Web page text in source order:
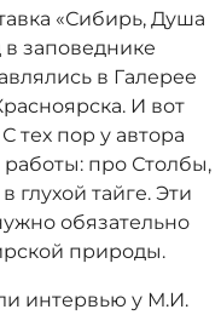
«Сибирь, Душа
в заповеднике
в Галерее
И вот
тех пор у автора
про Столбы,
глухой тайге. Эти
обязательно
природы.
интервью у М.И.